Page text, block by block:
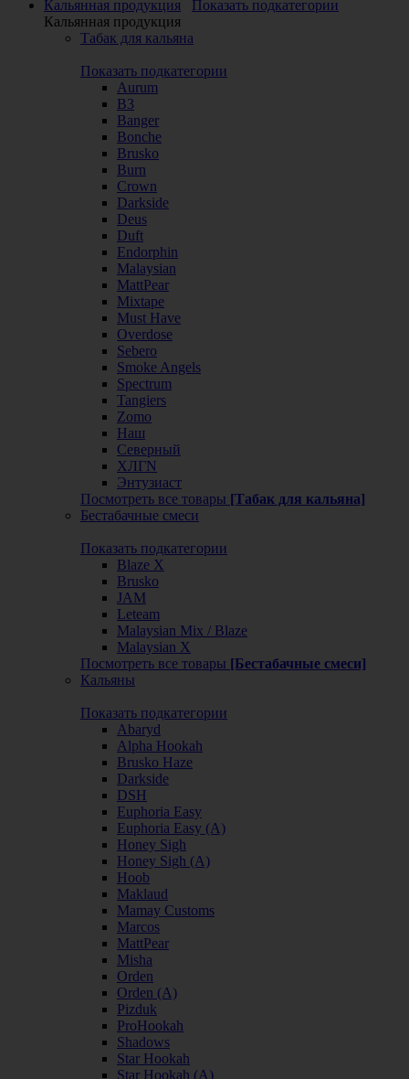
Кальянная продукция
Показать подкатегории
Кальянная продукция
Табак для кальяна
Показать подкатегории
Aurum
B3
Banger
Bonche
Brusko
Burn
Crown
Darkside
Deus
Duft
Endorphin
Malaysian
MattPear
Mixtape
Must Have
Overdose
Sebero
Smoke Angels
Spectrum
Tangiers
Zomo
Наш
Северный
ХЛГN
Энтузиаст
Посмотреть все товары [Табак для кальяна]
Бестабачные смеси
Показать подкатегории
Blaze X
Brusko
JAM
Leteam
Malaysian Mix / Blaze
Malaysian X
Посмотреть все товары [Бестабачные смеси]
Кальяны
Показать подкатегории
Abaryd
Alpha Hookah
Brusko Haze
Darkside
DSH
Euphoria Easy
Euphoria Easy (А)
Honey Sigh
Honey Sigh (А)
Hoob
Maklaud
Mamay Customs
Marcos
MattPear
Misha
Orden
Orden (А)
Pizduk
ProHookah
Shadows
Star Hookah
Star Hookah (А)